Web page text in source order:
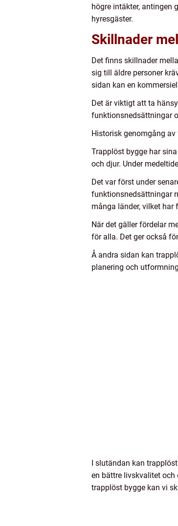
högre intäkter, antingen
hyresgäster.
Skillnader
Det finns skillnader
sig till äldre personer
sidan kan en
Det är viktigt att ta
funktionsnedsättningar
Historisk genomgång
Trapplöst bygge har
och djur. Under
Det var först under
funktionsnedsättningar
många länder, vilket
När det gäller fördelar
för alla. Det ger också
Å andra sidan kan
planering och
I slutändan kan
en bättre livskvalitet
trapplöst bygge kan vi